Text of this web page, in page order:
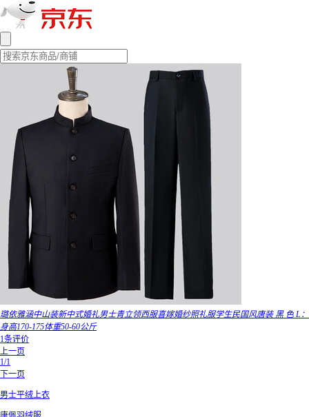
璐依雅涵中山装新中式婚礼男士青立领西服喜嫁婚纱照礼服学生民国风唐装 黑 色 L：
身高170-175体重50-60公斤
1条评价
上一页
1/1
下一页
男士平绒上衣